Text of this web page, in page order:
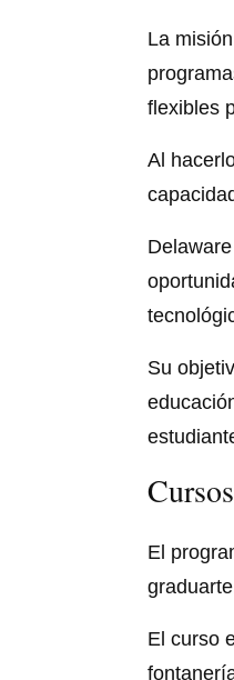
La
flexibles
Al
Su
El
El curso